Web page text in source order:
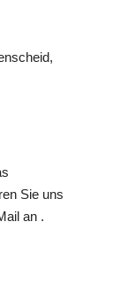
Sie uns
an .